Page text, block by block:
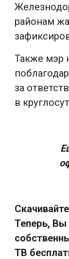
районам
Также мэр
за
в
Теперь, Вы
ТВ